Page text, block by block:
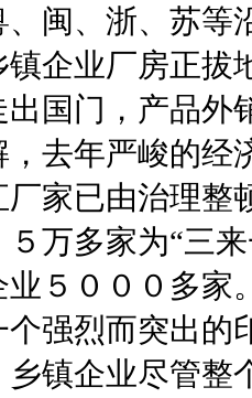
闽、浙、苏等
企业厂房正拔
国门，产品外
去年严峻的经
厂家已由治理
万多家为“三
５０００多家
强烈而突出的
镇企业尽管整